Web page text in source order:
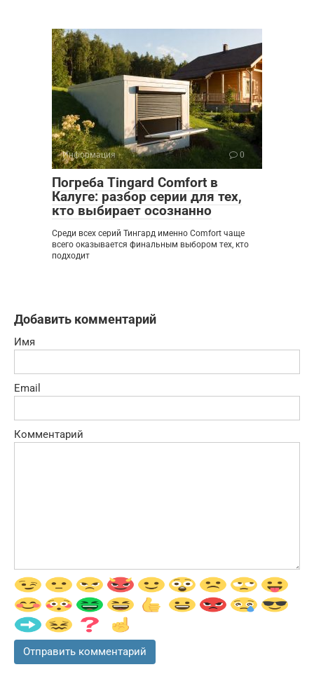
Информация 0
Погреба Tingard Comfort в
Калуге: разбор серии для тех,
кто выбирает осознанно
Среди всех серий Тингард именно Comfort чаще
всего оказывается финальным выбором тех, кто
подходит
Добавить комментарий
Имя
Email
Комментарий